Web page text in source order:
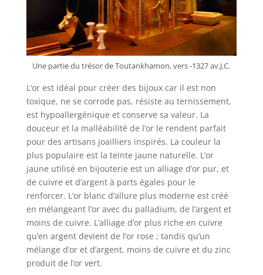
Une partie du trésor de Toutankhamon, vers -1327 av.J.C.
L’or est idéal pour créer des bijoux car il est non
toxique, ne se corrode pas, résiste au ternissement,
est hypoallergénique et conserve sa valeur. La
douceur et la malléabilité de l’or le rendent parfait
pour des artisans joailliers inspirés. La couleur la
plus populaire est la teinte jaune naturelle. L’or
jaune utilisé en bijouterie est un alliage d’or pur, et
de cuivre et d’argent à parts égales pour le
renforcer. L’or blanc d’allure plus moderne est créé
en mélangeant l’or avec du palladium, de l’argent et
moins de cuivre. L’alliage d’or plus riche en cuivre
qu’en argent devient de l’or rose ; tandis qu’un
mélange d’or et d’argent, moins de cuivre et du zinc
produit de l’or vert.